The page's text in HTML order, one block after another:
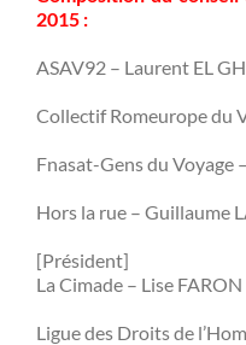
2015 :
ASAV92 – Laurent EL
Collectif Romeurope du
Fnasat-Gens du Voyage
Hors la rue – Guillaume
[Président]
La Cimade – Lise FARON
Ligue des Droits de